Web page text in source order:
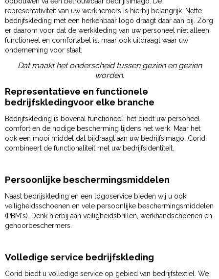
representativiteit van uw werknemers is hierbij belangrijk. Nette
bedrijfskleding met een herkenbaar logo draagt daar aan bij. Zorg
er daarom voor dat de werkkleding van uw personeel niet alleen
functioneel en comfortabel is, maar ook uitdraagt waar uw
onderneming voor staat.
Dat maakt het onderscheid tussen gezien en gezien
worden.
Representatieve en functionele
bedrijfskledingvoor elke branche
Bedrijfskleding is bovenal functioneel: het biedt uw personeel
comfort en de nodige bescherming tijdens het werk. Maar het
ook een mooi middel dat bijdraagt aan uw bedrijfsimago. Corid
combineert de functionaliteit met uw bedrijfsidentiteit.
Persoonlijke beschermingsmiddelen
Naast bedrijskleding en een logoservice bieden wij u ook
veiligheidsschoenen en vele persoonlijke beschermingsmiddelen
(PBM's). Denk hierbij aan veiligheidsbrillen, werkhandschoenen en
gehoorbeschermers.
Volledige service bedrijfskleding
Corid biedt u volledige service op gebied van bedrijfstextiel. We